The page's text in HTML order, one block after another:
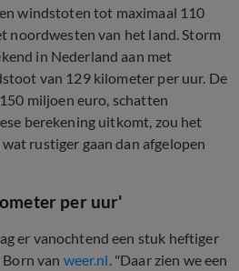
windstoten tot maximaal 110
noordwesten van het land. Storm
in Nederland aan met
van 129 kilometer per uur. De
miljoen euro, schatten
berekening uitkomt, zou het
rustiger gaan dan afgelopen
per uur'
er vanochtend een stuk heftiger
van weer.nl. "Daar zien we een